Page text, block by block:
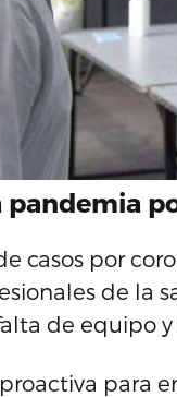
casos por
de la
de equipo
para